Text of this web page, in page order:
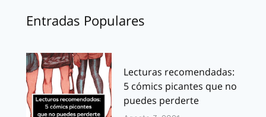
Entradas Populares
Lecturas recomendadas:
5 cómics picantes que no
puedes perderte